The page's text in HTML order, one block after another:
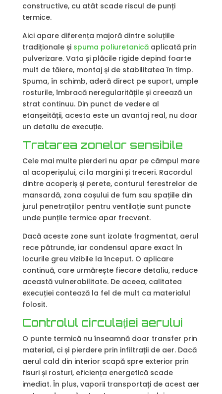
constructive, cu atât scade riscul de punți
termice.
Aici apare diferența majoră dintre soluțiile
tradiționale și spuma poliuretanicăaplicată prin
pulverizare. Vata și plăcile rigide depind foarte
mult de tăiere, montaj și de stabilitatea în timp.
Spuma, în schimb, aderă direct pe suport, umple
rosturile, îmbracă neregularitățile și creează un
strat continuu. Din punct de vedere al
etanșeității, acesta este un avantaj real, nu doar
un detaliu de execuție.
Tratarea zonelor sensibile
Cele mai multe pierderi nu apar pe câmpul mare
al acoperișului, ci la margini și treceri. Racordul
dintre acoperiș și perete, conturul ferestrelor de
mansardă, zona coșului de fum sau spațiile din
jurul penetrațiilor pentru ventilație sunt puncte
unde punțile termice apar frecvent.
Dacă aceste zone sunt izolate fragmentat, aerul
rece pătrunde, iar condensul apare exact în
locurile greu vizibile la început. O aplicare
continuă, care urmărește fiecare detaliu, reduce
această vulnerabilitate. De aceea, calitatea
execuției contează la fel de mult ca materialul
folosit.
Controlul circulației aerului
O punte termică nu înseamnă doar transfer prin
material, ci și pierdere prin infiltrații de aer. Dacă
aerul cald din interior scapă spre exterior prin
fisuri și rosturi, eficiența energetică scade
imediat. În plus, vaporii transportați de acest aer